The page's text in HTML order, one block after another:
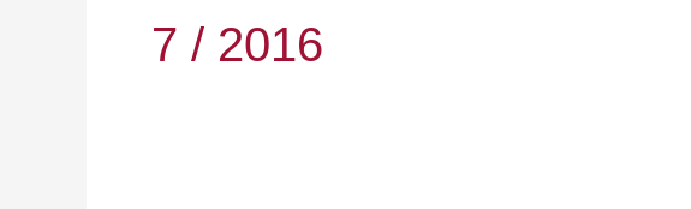
7 / 2016